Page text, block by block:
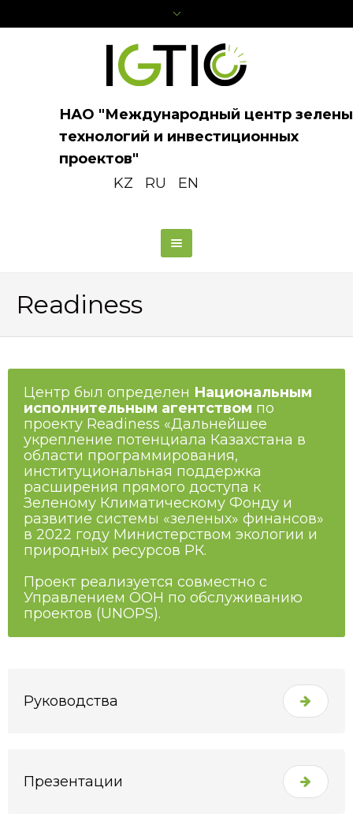
НАО "Международный центр
технологий и инвестиционных
проектов"
KZ
RU EN
Readiness
Центр был определен Национальным
исполнительным агентством по
проекту Readiness «Дальнейшее
укрепление потенциала Казахстана в
области программирования,
институциональная поддержка
расширения прямого доступа к
Зеленому Климатическому Фонду и
развитие системы «зеленых» финансов»
в 2022 году Министерством экологии и
природных ресурсов РК.
Проект реализуется совместно с
Управлением ООН по обслуживанию
проектов (UNOPS).
Руководства
Презентации